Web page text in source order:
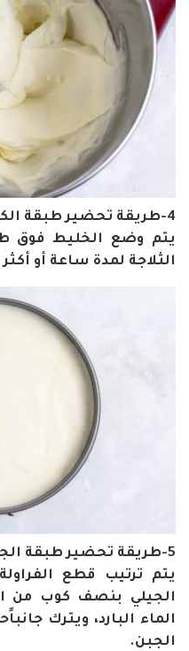
4-طريقة تحضير طبقة الكريمة
يتم وضع الخليط فوق
الثلاجة لمدة ساعة أو
5-طريقة تحضير طبقة الجيلي
يتم ترتيب قطع
الجيلي بنصف كوب من
الماء البارد، ويترك
الجبن.